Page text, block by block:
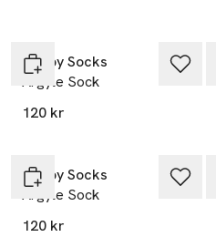
Happy Socks
Argyle Sock
120 kr
Happy Socks
Argyle Sock
120 kr